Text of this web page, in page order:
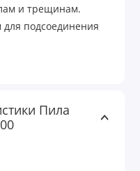
и трещинам.
подсоединения
замены угольных
формы для
Пила